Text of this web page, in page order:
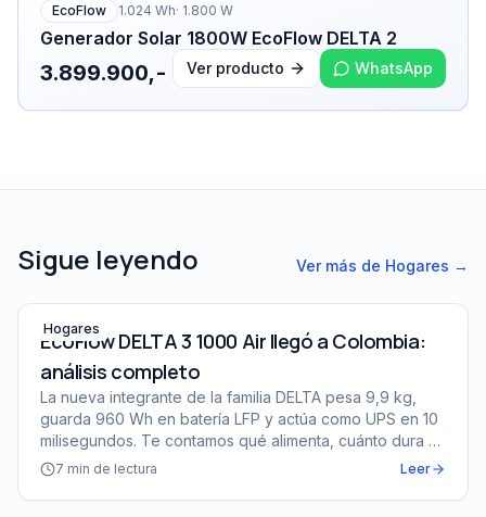
EcoFlow 1.024 Wh· 1.800 W
Generador Solar 1800W EcoFlow DELTA 2
3.899.900,- Ver producto WhatsApp
Sigue leyendo Ver más de Hogares →
EcoFlow DELTA 3 1000 Air llegó a Colombia: análisis
Hogares
EcoFlow DELTA 3 1000 Air llegó a Colombia:
análisis completo
La nueva integrante de la familia DELTA pesa 9,9 kg,
guarda 960 Wh en batería LFP y actúa como UPS en 10
milisegundos. Te contamos qué alimenta, cuánto dura y
para quién es (y para quién no).
7 min de lectura Leer